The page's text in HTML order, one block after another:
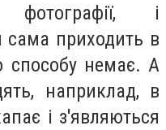
фотографії, і
сама приходить в
способу немає. А
наприклад, в
і з'являються